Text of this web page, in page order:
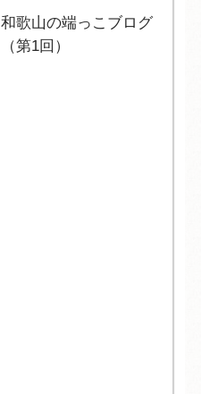
和歌山の端っこブログ
（第1回）